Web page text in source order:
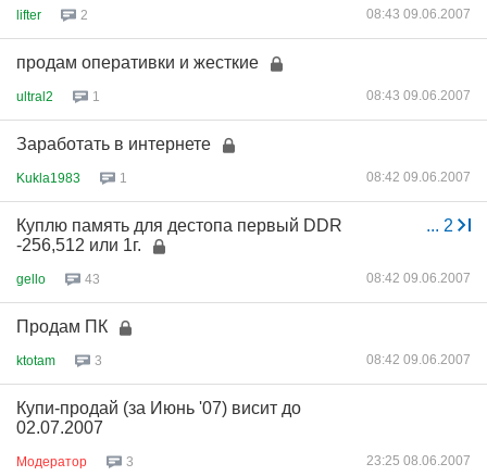
lifter 2 08:43 09.06.2007
продам оперативки и жесткие
ultral2 1 08:43 09.06.2007
Заработать в интернете
Kukla1983 1 08:42 09.06.2007
... 2
Куплю память для дестопа первый DDR
-256,512 или 1г.
gello 43 08:42 09.06.2007
Продам ПК
ktotam 3 08:42 09.06.2007
Купи-продай (за Июнь '07) висит до
02.07.2007
Модератор 3 23:25 08.06.2007